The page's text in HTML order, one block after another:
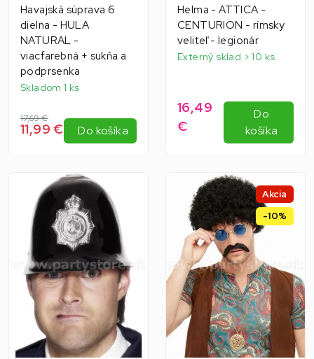
Havajská súprava 6
dielna - HULA
NATURAL -
viacfarebná + sukňa a
podprsenka
Skladom 1 ks
17,69 €
11,99 € Do košíka
Helma - ATTICA -
CENTURION - rímsky
veliteľ - legionár
Externý sklad > 10 ks
16,49
€
Do
košíka
Akcia
-10%